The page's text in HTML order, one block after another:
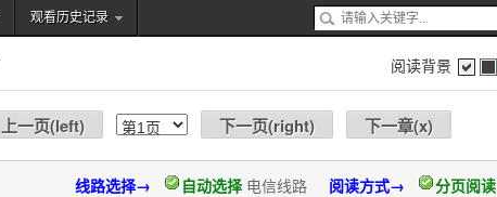
观看历史记录
阅读背景
色 灰
上一页(left) 下一页(right) 下一章(x)
阅读方式→ 分页阅读
线路选择→ 自动选择 电信线路